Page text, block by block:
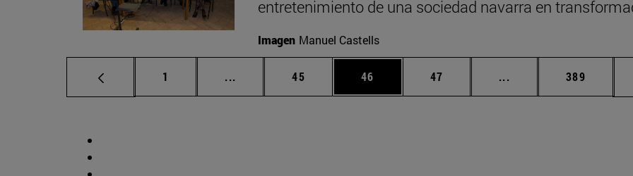
entretenimiento de una sociedad navarra en
Imagen Manuel Castells
Página
1 ... Páginas intermedias Use TAB para desplazarse.
Página
45 Página
46 Página
47 ... Páginas intermedias
Página
389